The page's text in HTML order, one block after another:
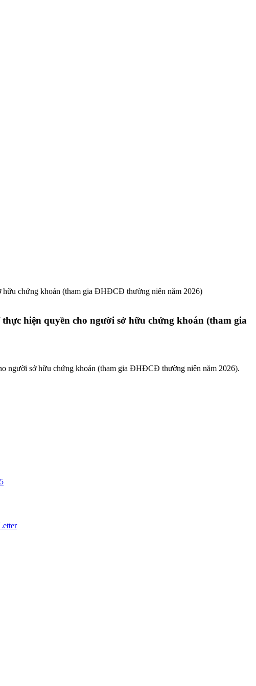
hữu chứng khoán (tham gia ĐHĐCĐ thường niên năm 2026)
hiện quyền cho người sở hữu chứng khoán (tham gia
người sở hữu chứng khoán (tham gia ĐHĐCĐ thường niên năm 2026).